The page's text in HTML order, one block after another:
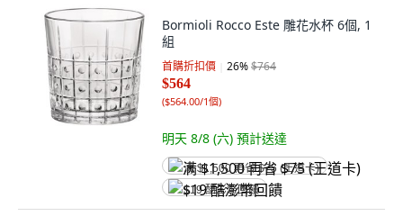
Bormioli Rocco Este 雕花水杯 6個, 1
組
首購折扣價 26%$764
$564
($564.00/1個)
明天 8/8 (六) 預計送達
满 $1,500 再省 $75 (王道卡)
$19 酷澎幣回饋